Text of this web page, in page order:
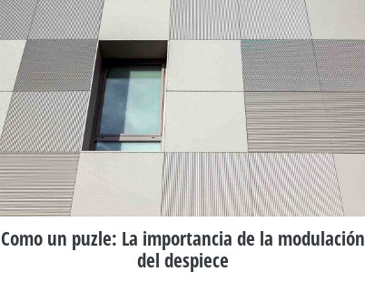
Como un puzle: La importancia de la modulación
del despiece